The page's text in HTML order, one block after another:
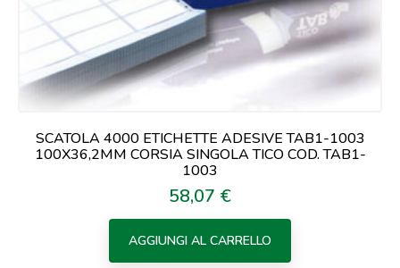
SCATOLA 4000 ETICHETTE ADESIVE TAB1-1003
100X36,2MM CORSIA SINGOLA TICO COD. TAB1-
1003
Prezzo
58,07 €
AGGIUNGI AL CARRELLO